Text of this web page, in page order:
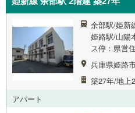
余部駅/姫新
姫路駅/山陽
ス停：県営
兵庫県姫路
築27年/地上
アパート